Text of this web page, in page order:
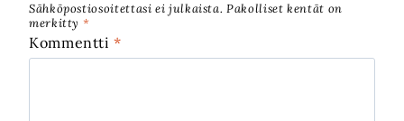
Sähköpostiosoitettasi ei julkaista. Pakolliset kentät on
merkitty *
Kommentti*